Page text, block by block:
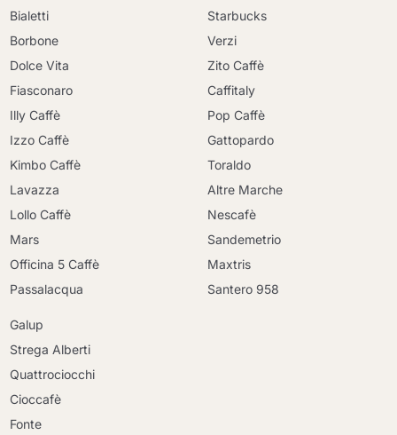
Bialetti
Borbone
Dolce Vita
Fiasconaro
Illy Caffè
Izzo Caffè
Kimbo Caffè
Lavazza
Lollo Caffè
Mars
Officina 5 Caffè
Passalacqua
Starbucks
Verzi
Zito Caffè
Caffitaly
Pop Caffè
Gattopardo
Toraldo
Altre Marche
Nescafè
Sandemetrio
Maxtris
Santero 958
Galup
Strega Alberti
Quattrociocchi
Cioccafè
Fonte